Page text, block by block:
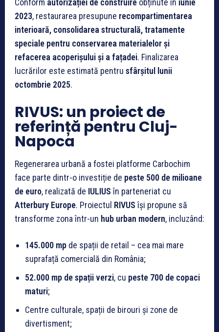
Conform autorizației de construire obținute în iunie
2023, restaurarea presupune recompartimentarea
interioară, consolidarea structurală, tratamente
speciale pentru conservarea materialelor și
refacerea acoperișului și a fațadei. Finalizarea
lucrărilor este estimată pentru sfârșitul lunii
octombrie 2025.
RIVUS: un proiect de
referință pentru Cluj-
Napoca
Regenerarea urbană a fostei platforme Carbochim
face parte dintr-o investiție de peste 500 de milioane
de euro, realizată de IULIUSîn parteneriat cu
Atterbury Europe. Proiectul RIVUSîși propune să
transforme zona într-un hub urban modern, incluzând:
145.000 mp de spații de retail – cea mai mare
suprafață comercială din România;
52.000 mp de spații verzi, cu peste 700 de copaci
maturi;
Centre culturale, spații de birouri și zone de
divertisment;